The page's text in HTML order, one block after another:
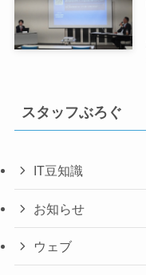
スタッフぶろぐ
IT豆知識
お知らせ
ウェブ